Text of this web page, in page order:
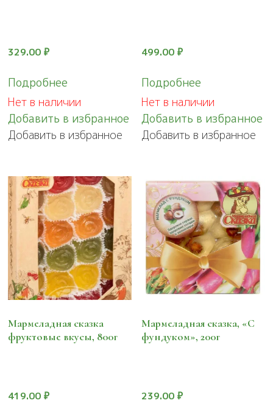
329.00 ₽
Подробнее
Нет в наличии
Добавить в избранное
Добавить в избранное
499.00₽
Подробнее
Нет в наличии
Добавить в избранное
Добавить в избранное
Мармеладная сказка
фруктовые вкусы, 800г
419.00 ₽
Мармеладная сказка, «С
фундуком», 200г
239.00₽